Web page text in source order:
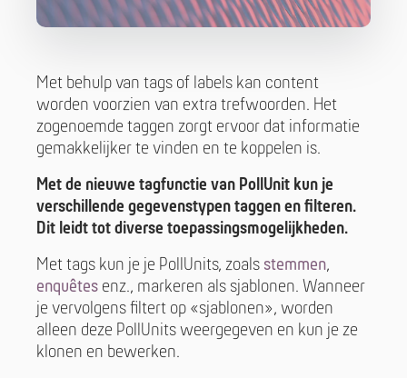
Met behulp van tags of labels kan content
worden voorzien van extra trefwoorden. Het
zogenoemde taggen zorgt ervoor dat informatie
gemakkelijker te vinden en te koppelen is.
Met de nieuwe tagfunctie van PollUnit kun je
verschillende gegevenstypen taggen en filteren.
Dit leidt tot diverse toepassingsmogelijkheden.
Met tags kun je je PollUnits, zoals stemmen,
enquêtes enz., markeren als sjablonen. Wanneer
je vervolgens filtert op «sjablonen», worden
alleen deze PollUnits weergegeven en kun je ze
klonen en bewerken.